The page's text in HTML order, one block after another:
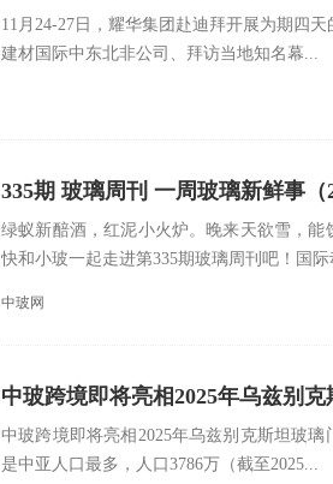
11月24-27日，耀华集团赴迪拜开展为期四
建材国际中东北非公司、拜访当地知名幕...
335期 玻璃周刊 一周玻璃新鲜事（
绿蚁新醅酒，红泥小火炉。晚来天欲雪，
快和小玻一起走进第335期玻璃周刊吧！国
中玻网
中玻跨境即将亮相2025年乌兹别
中玻跨境即将亮相2025年乌兹别克斯坦玻
是中亚人口最多，人口3786万（截至2025...